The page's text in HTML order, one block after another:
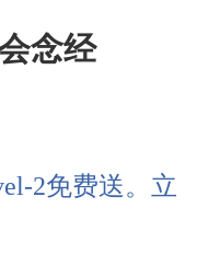
念经
2免费送。立